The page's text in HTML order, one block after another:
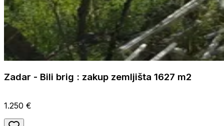
Zadar - Bili brig : zakup zemljišta 1627 m2
1.250 €